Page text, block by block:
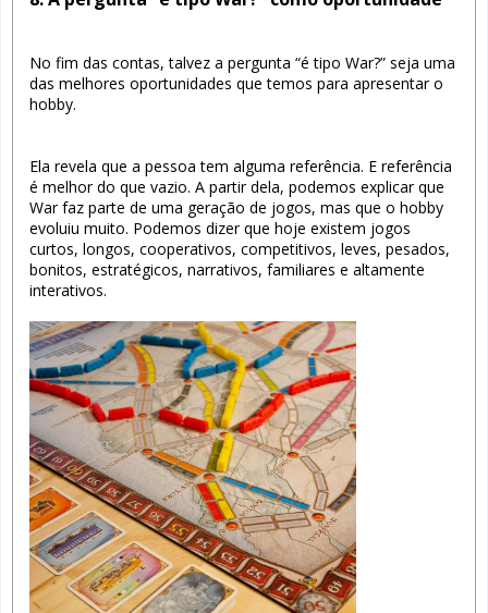
No fim das contas, talvez a pergunta “é tipo War?” seja uma
das melhores oportunidades que temos para apresentar o
hobby.
Ela revela que a pessoa tem alguma referência. E referência
é melhor do que vazio. A partir dela, podemos explicar que
War faz parte de uma geração de jogos, mas que o hobby
evoluiu muito. Podemos dizer que hoje existem jogos
curtos, longos, cooperativos, competitivos, leves, pesados,
bonitos, estratégicos, narrativos, familiares e altamente
interativos.